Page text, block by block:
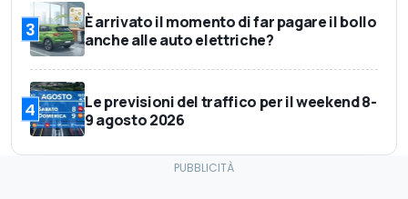
3
È arrivato il momento di far pagare il bollo
anche alle auto elettriche?
4
Le previsioni del traffico per il weekend 8-
9 agosto 2026